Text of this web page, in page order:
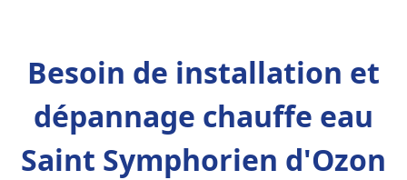
Besoin de installation et
dépannage chauffe eau
Saint Symphorien d'Ozon